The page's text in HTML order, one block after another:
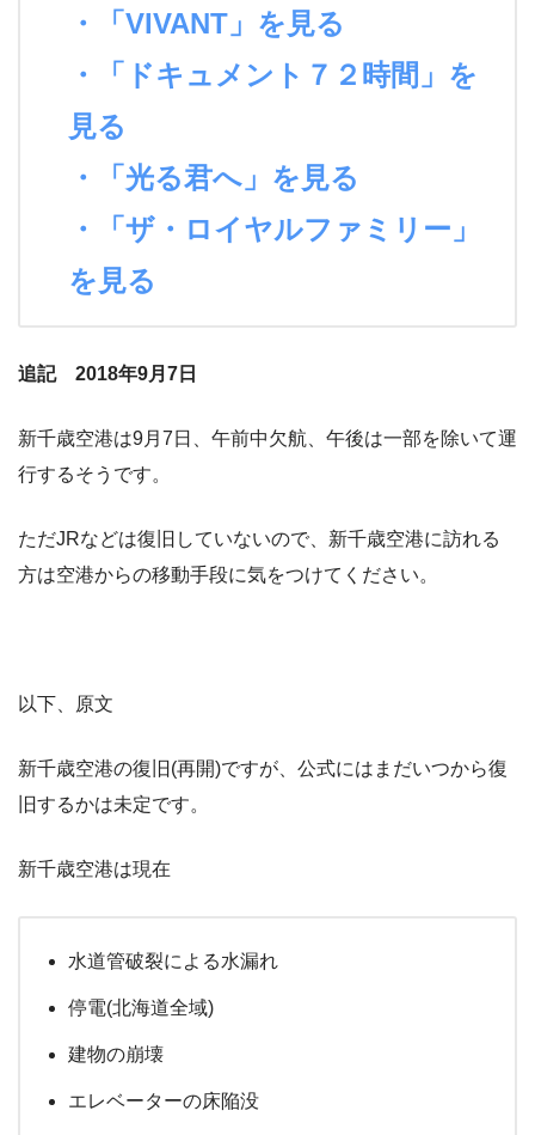
・「VIVANT」を見る
・「ドキュメント７２時間」を
見る
・「光る君へ」を見る
・「ザ・ロイヤルファミリー」
を見る
追記 2018年9月7日
新千歳空港は9月7日、午前中欠航、午後は一部を除いて運
行するそうです。
ただJRなどは復旧していないので、新千歳空港に訪れる
方は空港からの移動手段に気をつけてください。
以下、原文
新千歳空港の復旧(再開)ですが、公式にはまだいつから復
旧するかは未定です。
新千歳空港は現在
水道管破裂による水漏れ
停電(北海道全域)
建物の崩壊
エレベーターの床陥没